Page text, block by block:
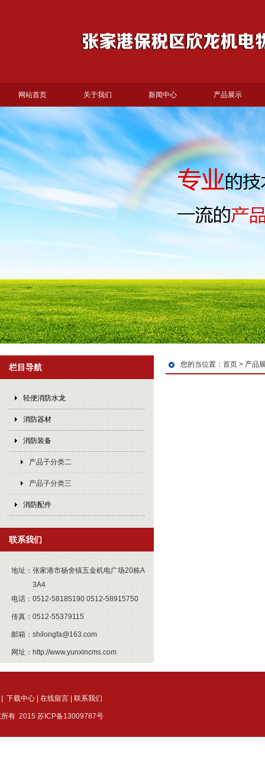
网站首页 关于我们 新闻中心 产品展示
产品展示
栏目导航
轻便消防水龙
消防器材
消防装备
产品子分类二
产品子分类三
消防配件
联系我们
地址： 张家港市杨舍镇五金机电广场20栋A
3A4
电话： 0512-58185190 0512-58915750
传真： 0512-55379115
邮箱： shilongfa@163.com
网址： http://www.yunxincms.com
您的当位置： 首页 > 产品
下载中心 在线留言 联系我们
有 2015 苏ICP备13009787号